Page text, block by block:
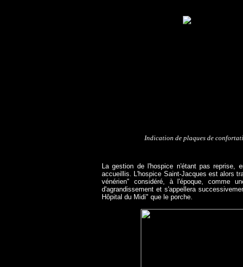
Indication de plaques de
La gestion de l'hospice n'étant pas reprise,
accueillis. L'hospice Saint-Jacques est alors
vénérien" considéré, à l'époque, comme
d'agrandissement et s'appellera
Hôpital du Midi" que le porche.